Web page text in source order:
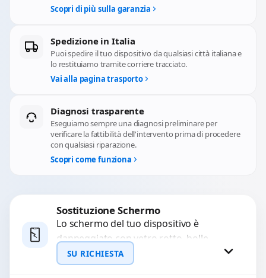
Scopri di più sulla garanzia
Spedizione in Italia
Puoi spedire il tuo dispositivo da qualsiasi città italiana e
lo restituiamo tramite corriere tracciato.
Vai alla pagina trasporto
Diagnosi trasparente
Eseguiamo sempre una diagnosi preliminare per
verificare la fattibilità dell'intervento prima di procedere
con qualsiasi riparazione.
Scopri come funziona
Sostituzione Schermo
Lo schermo del tuo dispositivo è
danneggiato con vetro rotto, bolle,
macchie, schermo nero o pixel morti?
Sostituiamo schermi completi...
SU RICHIESTA